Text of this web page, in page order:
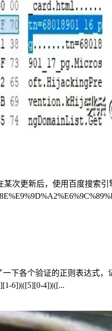
次更新后，使用百度搜索
下各个验证的正则表达式
6])|([5][0-4])|([...